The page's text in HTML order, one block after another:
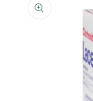
a la
información